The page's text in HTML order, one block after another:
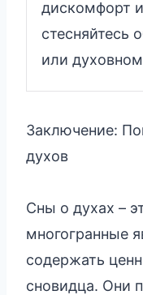
дискомфорт
стесняйтесь
или
Заключение:
духов
Сны о духах –
многогранные
содержать
сновидца. Они